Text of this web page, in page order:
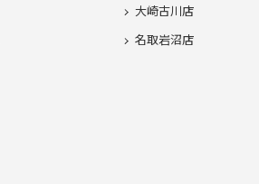
大崎古川店
名取岩沼店